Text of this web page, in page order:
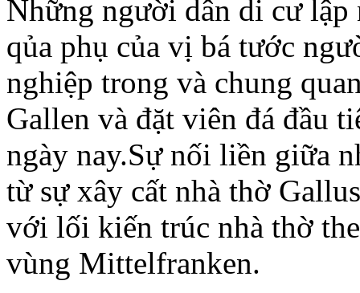
Những người dân di cư
qủa phụ của vị bá tước
nghiệp trong và chung
Gallen và đặt viên đá đầu
ngày nay.Sự nối liền giữa
từ sự xây cất nhà thờ
với lối kiến trúc nhà thờ
vùng Mittelfranken.